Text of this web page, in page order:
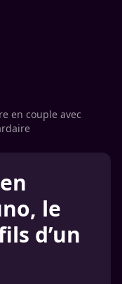
en couple avec
le
d’un